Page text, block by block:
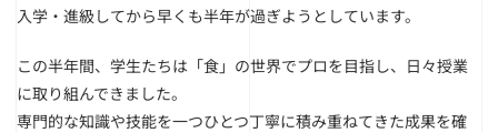
入学・進級してから早くも半年が過ぎようとしています。
この半年間、学生たちは「食」の世界でプロを目指し、日々授業
に取り組んできました。
専門的な知識や技能を一つひとつ丁寧に積み重ねてきた成果を確